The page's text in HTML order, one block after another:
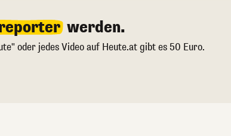
werden.
oder jedes Video auf Heute.at gibt es 50 Euro.